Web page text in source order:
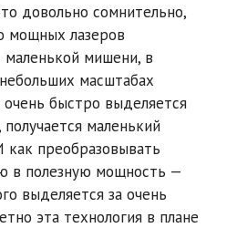
довольно сомнительно,
мощных лазеров
мишени, в
масштабах
быстро выделяется
маленький
преобразовывать
в полезную мощность —
выделяется за очень
эта технология в плане